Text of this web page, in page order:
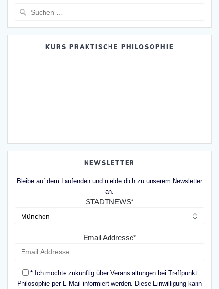
KURS PRAKTISCHE PHILOSOPHIE
NEWSLETTER
Bleibe auf dem Laufenden und melde dich zu unserem Newsletter
an.
STADTNEWS*
Email Addresse*
* Ich möchte zukünftig über Veranstaltungen bei Treffpunkt
Philosophie per E-Mail informiert werden. Diese Einwilligung kann